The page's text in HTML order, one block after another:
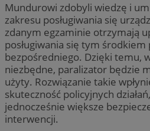
Mundurowi zdobyli wiedzę i
zakresu posługiwania się
zdanym egzaminie otrzymają
posługiwania się tym
bezpośredniego. Dzięki temu,
niezbędne, paralizator będzie
użyty. Rozwiązanie takie
skuteczność policyjnych
jednocześnie większe
interwencji.